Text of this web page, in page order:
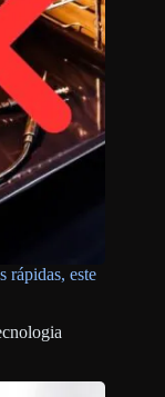
rápidas, este